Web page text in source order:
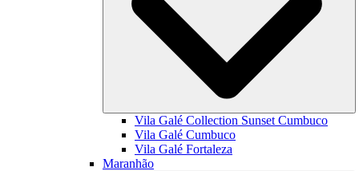
Vila Galé Collection Sunset Cumbuco
Vila Galé Cumbuco
Vila Galé Fortaleza
Maranhão